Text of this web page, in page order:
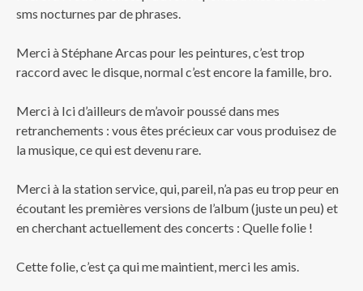
sms nocturnes par de phrases.
Merci à Stéphane Arcas pour les peintures, c’est trop
raccord avec le disque, normal c’est encore la famille, bro.
Merci à Ici d’ailleurs de m’avoir poussé dans mes
retranchements : vous êtes précieux car vous produisez de
la musique, ce qui est devenu rare.
Merci à la station service, qui, pareil, n’a pas eu trop peur en
écoutant les premières versions de l’album (juste un peu) et
en cherchant actuellement des concerts : Quelle folie !
Cette folie, c’est ça qui me maintient, merci les amis.